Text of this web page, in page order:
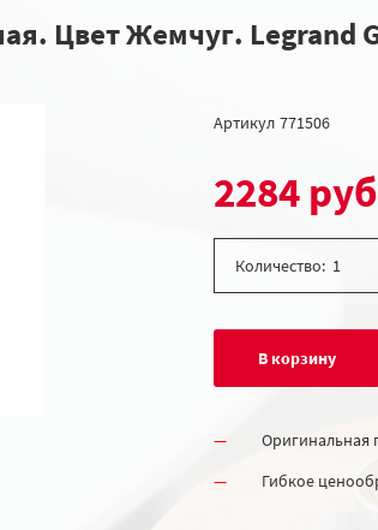
Цвет Жемчуг. Legrand
Артикул 771506
2284
Количество:
В корзину
Оригинальная
Гибкое